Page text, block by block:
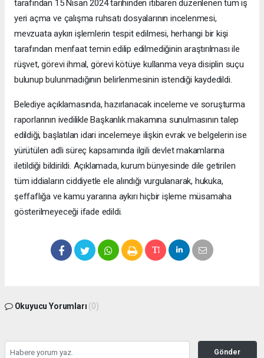
tarafından 15 Nisan 2024 tarihinden itibaren düzenlenen tüm iş
yeri açma ve çalışma ruhsatı dosyalarının incelenmesi,
mevzuata aykırı işlemlerin tespit edilmesi, herhangi bir kişi
tarafından menfaat temin edilip edilmediğinin araştırılması ile
rüşvet, görevi ihmal, görevi kötüye kullanma veya disiplin suçu
bulunup bulunmadığının belirlenmesinin istendiği kaydedildi.
Belediye açıklamasında, hazırlanacak inceleme ve soruşturma
raporlarının ivedilikle Başkanlık makamına sunulmasının talep
edildiği, başlatılan idari incelemeye ilişkin evrak ve belgelerin ise
yürütülen adli süreç kapsamında ilgili devlet makamlarına
iletildiği bildirildi. Açıklamada, kurum bünyesinde dile getirilen
tüm iddiaların ciddiyetle ele alındığı vurgulanarak, hukuka,
şeffaflığa ve kamu yararına aykırı hiçbir işleme müsamaha
gösterilmeyeceği ifade edildi.
Okuyucu Yorumları (0)
Gönder